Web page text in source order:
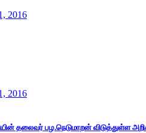
2016
2016
தலைவர் பழ.நெடுமாறன் விடுத்துள்ள